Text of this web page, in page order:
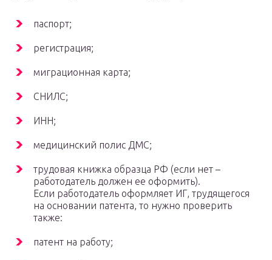
паспорт;
регистрация;
миграционная карта;
СНИЛС;
ИНН;
медицинский полис ДМС;
трудовая книжка образца РФ (если нет –
работодатель должен ее оформить).
Если работодатель оформляет ИГ, трудящегося
на основании патента, то нужно проверить
также:
патент на работу;